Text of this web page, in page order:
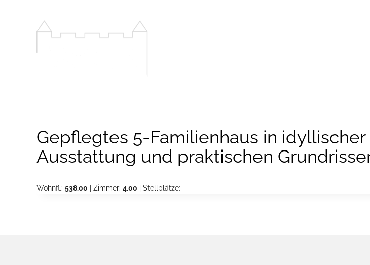
Gepflegtes 5-Familienhaus in
Ausstattung und praktischen
Wohnfl.: 538.00 | Zimmer: 4.00 | Stellplätze: